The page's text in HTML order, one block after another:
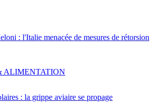
: l'Italie menacée de mesures de rétorsion
: la grippe aviaire se propage
ALIMENTATION